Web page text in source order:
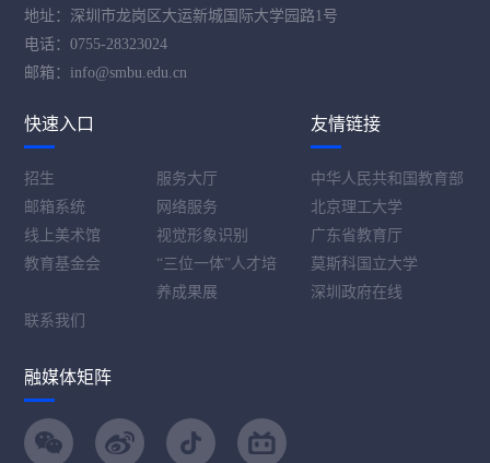
地址：深圳市龙岗区大运新城国际大学园路1号
电话：0755-28323024
邮箱：info@smbu.edu.cn
快速入口
招生
服务大厅
邮箱系统
网络服务
线上美术馆
视觉形象识别
教育基金会
“三位一体”人才培
养成果展
联系我们
友情链接
中华人民共和国教育部
北京理工大学
广东省教育厅
莫斯科国立大学
深圳政府在线
融媒体矩阵